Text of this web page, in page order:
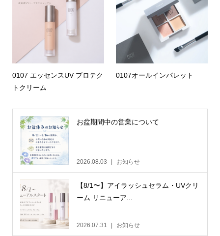
0107 エッセンスUV プロテク
トクリーム
0107オールインパレット
お盆期間中の営業について
2026.08.03 お知らせ
【8/1〜】アイラッシュセラム・UVクリ
ーム リニューア...
2026.07.31 お知らせ